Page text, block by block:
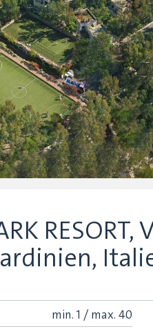
RESORT,
min. 1 / max. 40